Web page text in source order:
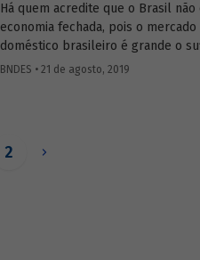
Há quem acredite que o Brasil não
economia fechada, pois o mercado
doméstico brasileiro é grande o
para que a participação das
da América (EUA) no mercado
BNDES • 21 de agosto, 2019
2